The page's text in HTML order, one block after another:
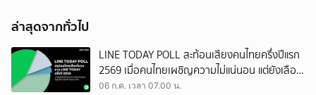
ล่าสุดจากทั่วไป
LINE TODAY POLL สะท้อนเสียงคนไทยครึ่งปีแรก
2569 เมื่อคนไทยเผชิญความไม่แน่นอน แต่ยังเลือก
ใช้ชีวิตอย่างมีความหวัง
06 ก.ค. เวลา 07.00 น.